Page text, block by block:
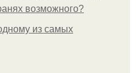
возможного?
из самых